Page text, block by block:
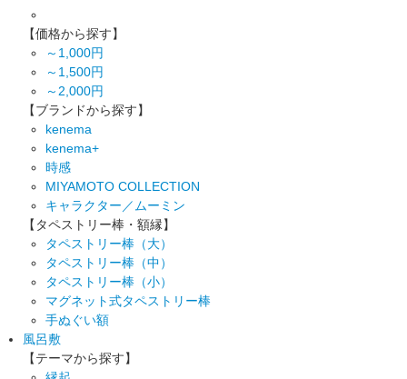
【価格から探す】
～1,000円
～1,500円
～2,000円
【ブランドから探す】
kenema
kenema+
時感
MIYAMOTO COLLECTION
キャラクター／ムーミン
【タペストリー棒・額縁】
タペストリー棒（大）
タペストリー棒（中）
タペストリー棒（小）
マグネット式タペストリー棒
手ぬぐい額
風呂敷
【テーマから探す】